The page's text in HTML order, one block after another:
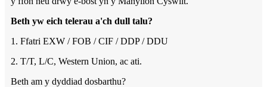
Beth yw eich telerau a'ch dull talu?
1. Ffatri EXW / FOB / CIF / DDP / DDU
2. T/T, L/C, Western Union, ac ati.
Beth am y dyddiad dosbarthu?